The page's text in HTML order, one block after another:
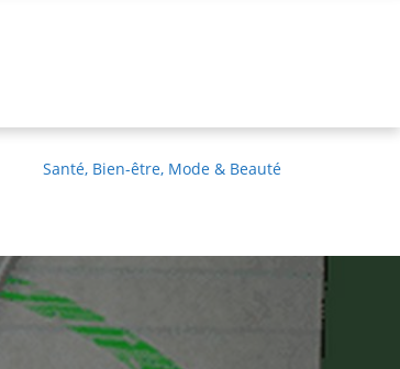
Santé, Bien-être, Mode & Beauté